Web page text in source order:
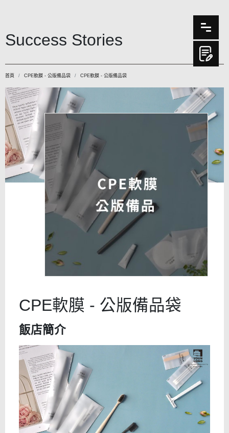
Success Stories
首頁 CPE軟膜 - 公版備品袋 CPE軟膜 - 公版備品袋
CPE軟膜 - 公版備品袋
飯店簡介